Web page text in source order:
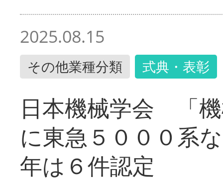
2025.08.15
その他業種分類 式典・表彰
日本機械学会 「
に東急５０００系
年は６件認定